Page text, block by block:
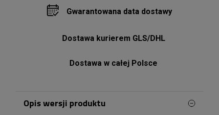
Gwarantowana data dostawy
Dostawa kurierem GLS/DHL
Dostawa w całej Polsce
Opis wersji produktu